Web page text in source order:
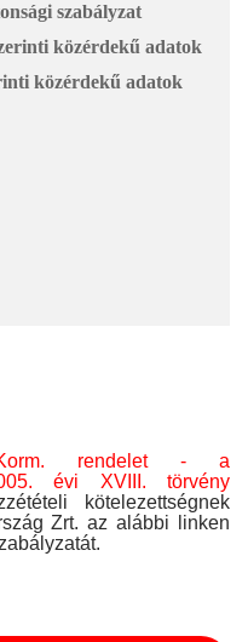
szabályzat
közérdekű adatok
közérdekű adatok
Korm. rendelet - a
évi XVIII. törvény
kötelezettségnek
Zrt. az alábbi linken